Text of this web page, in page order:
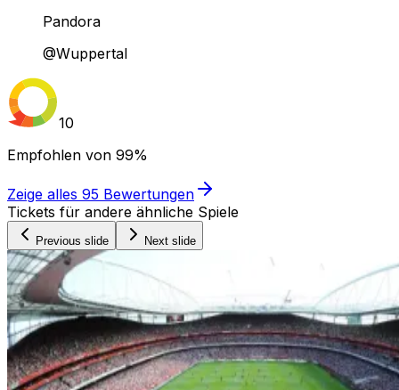
Pandora
@Wuppertal
10
Empfohlen von 99%
Zeige alles 95 Bewertungen
Tickets für andere ähnliche Spiele
Previous slide Next slide